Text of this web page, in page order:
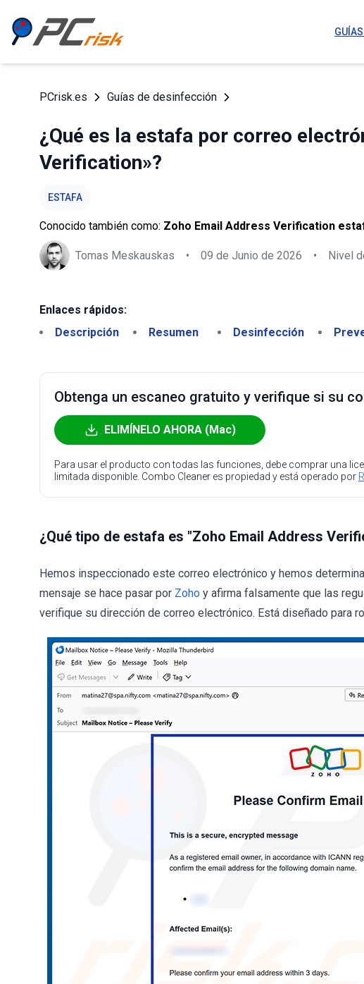
PCrisk.es Guías de desinfección
¿Qué es la estafa por correo
Verification»?
ESTAFA
Conocido también como: Zoho Email Address Verification
Tomas Meskauskas • 09 de Junio de 2026 • Nivel
Enlaces rápidos:
Descripción
Resumen Desinfección
Obtenga un escaneo gratuito y verifique si su
ELIMÍNELO AHORA (Mac)
Para usar el producto con todas las funciones, debe comprar una
limitada disponible. Combo Cleaner es propiedad y está operado por
¿Qué tipo de estafa es "Zoho Email Address
Hemos inspeccionado este correo electrónico y hemos
mensaje se hace pasar por Zoho y afirma falsamente que las
verifique su dirección de correo electrónico. Está diseñado para